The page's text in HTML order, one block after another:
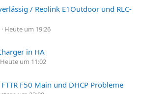
/ Reolink E1Outdoor und RLC-
Heute um 19:26
in HA
Heute um 11:02
F50 Main und DHCP Probleme